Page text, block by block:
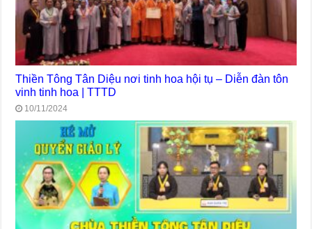
Thiền Tông Tân Diệu nơi tinh hoa hội tụ – Diễn đàn tôn
vinh tinh hoa | TTTD
10/11/2024